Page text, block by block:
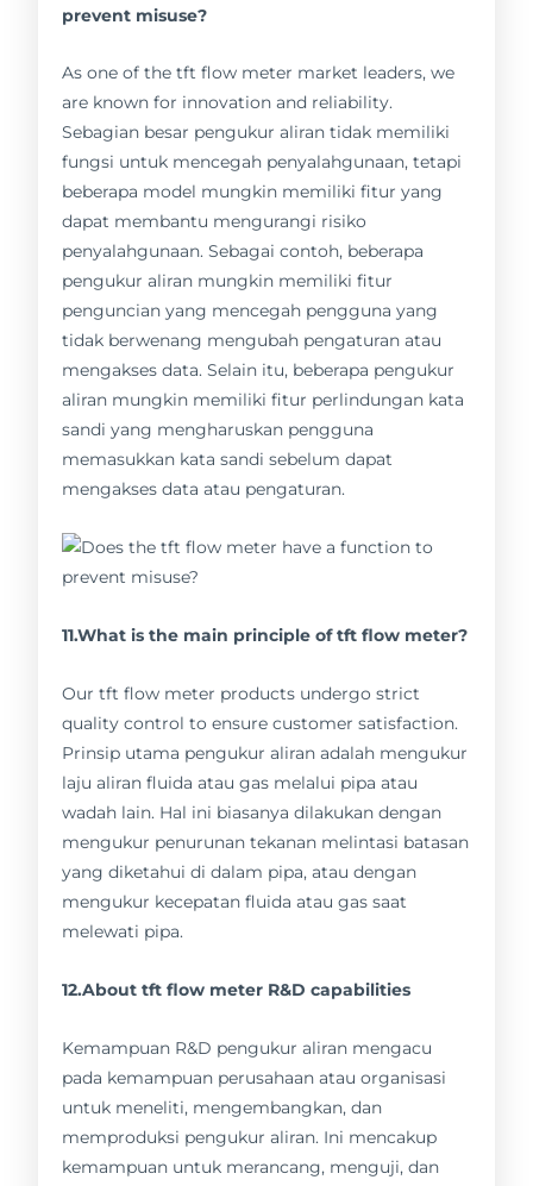
prevent misuse?
As one of the tft flow meter market leaders, we
are known for innovation and reliability.
Sebagian besar pengukur aliran tidak memiliki
fungsi untuk mencegah penyalahgunaan, tetapi
beberapa model mungkin memiliki fitur yang
dapat membantu mengurangi risiko
penyalahgunaan. Sebagai contoh, beberapa
pengukur aliran mungkin memiliki fitur
penguncian yang mencegah pengguna yang
tidak berwenang mengubah pengaturan atau
mengakses data. Selain itu, beberapa pengukur
aliran mungkin memiliki fitur perlindungan kata
sandi yang mengharuskan pengguna
memasukkan kata sandi sebelum dapat
mengakses data atau pengaturan.
11.What is the main principle of tft flow meter?
Our tft flow meter products undergo strict
quality control to ensure customer satisfaction.
Prinsip utama pengukur aliran adalah mengukur
laju aliran fluida atau gas melalui pipa atau
wadah lain. Hal ini biasanya dilakukan dengan
mengukur penurunan tekanan melintasi batasan
yang diketahui di dalam pipa, atau dengan
mengukur kecepatan fluida atau gas saat
melewati pipa.
12.About tft flow meter R&D capabilities
Kemampuan R&D pengukur aliran mengacu
pada kemampuan perusahaan atau organisasi
untuk meneliti, mengembangkan, dan
memproduksi pengukur aliran. Ini mencakup
kemampuan untuk merancang, menguji, dan